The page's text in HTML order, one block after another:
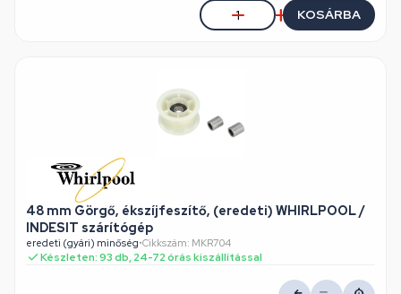
KOSÁRBA
48 mm Görgő, ékszíjfeszítő, (eredeti) WHIRLPOOL /
INDESIT szárítógép
eredeti (gyári) minőség•Cikkszám: MKR704
Készleten: 93 db, 24-72 órás kiszállítással